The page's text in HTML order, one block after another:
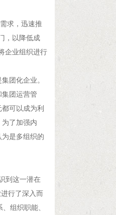
求，迅速推
，以降低成
企业组织进行
团化企业。
团运营管
可以成为利
了加强内
是多组织的
到这一潜在
行了深入而
组织职能、